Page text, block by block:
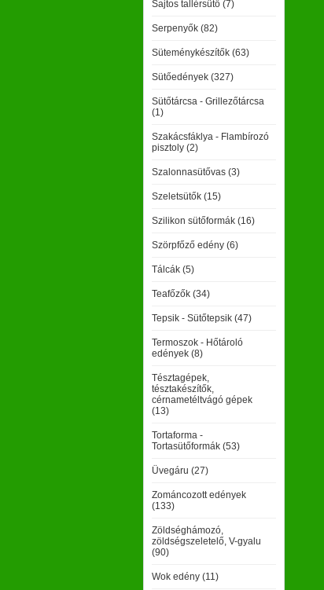
Sajtos tallérsütő (7)
Serpenyők (82)
Süteménykészítők (63)
Sütőedények (327)
Sütőtárcsa - Grillezőtárcsa
(1)
Szakácsfáklya - Flambírozó
pisztoly (2)
Szalonnasütővas (3)
Szeletsütők (15)
Szilikon sütőformák (16)
Szörpfőző edény (6)
Tálcák (5)
Teafőzők (34)
Tepsik - Sütőtepsik (47)
Termoszok - Hőtároló
edények (8)
Tésztagépek,
tésztakészítők,
cérnametéltvágó gépek
(13)
Tortaforma -
Tortasütőformák (53)
Üvegáru (27)
Zománcozott edények
(133)
Zöldséghámozó,
zöldségszeletelő, V-gyalu
(90)
Wok edény (11)